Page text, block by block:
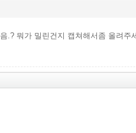
음.? 뭐가 밀린건지 캡쳐해서좀 올려주